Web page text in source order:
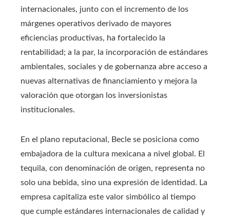
internacionales, junto con el incremento de los
márgenes operativos derivado de mayores
eficiencias productivas, ha fortalecido la
rentabilidad; a la par, la incorporación de estándares
ambientales, sociales y de gobernanza abre acceso a
nuevas alternativas de financiamiento y mejora la
valoración que otorgan los inversionistas
institucionales.
En el plano reputacional, Becle se posiciona como
embajadora de la cultura mexicana a nivel global. El
tequila, con denominación de origen, representa no
solo una bebida, sino una expresión de identidad. La
empresa capitaliza este valor simbólico al tiempo
que cumple estándares internacionales de calidad y